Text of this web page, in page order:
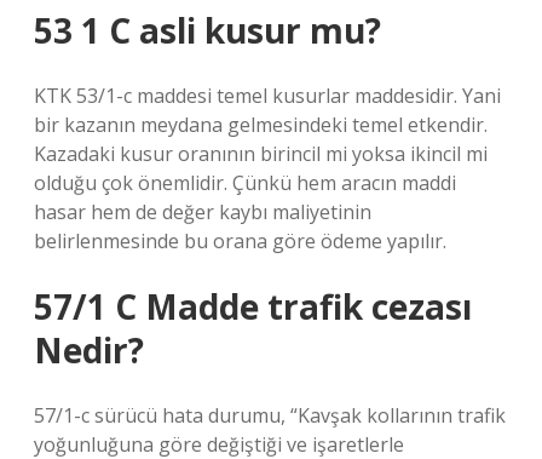
53 1 C asli kusur mu?
KTK 53/1-c maddesi temel kusurlar maddesidir. Yani
bir kazanın meydana gelmesindeki temel etkendir.
Kazadaki kusur oranının birincil mi yoksa ikincil mi
olduğu çok önemlidir. Çünkü hem aracın maddi
hasar hem de değer kaybı maliyetinin
belirlenmesinde bu orana göre ödeme yapılır.
57/1 C Madde trafik cezası
Nedir?
57/1-c sürücü hata durumu, “Kavşak kollarının trafik
yoğunluğuna göre değiştiği ve işaretlerle